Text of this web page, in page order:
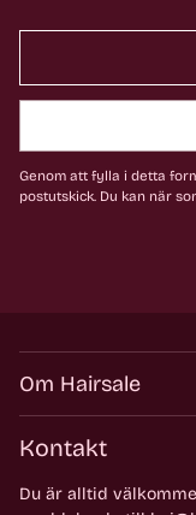
Genom att fylla i detta
postutskick. Du kan när
Om Hairsale
Kontakt
Du är alltid